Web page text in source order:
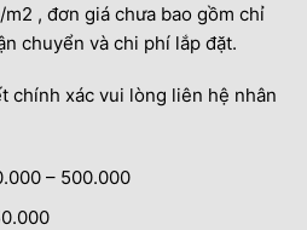
, đơn giá chưa bao gồm chỉ
chuyển và chi phí lắp đặt.
chính xác vui lòng liên hệ nhân
– 500.000